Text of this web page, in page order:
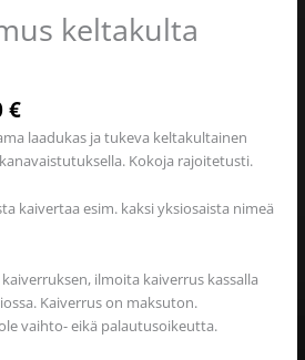
keltakulta
€
laadukas ja tukeva keltakultainen
Kokoja rajoitetusti.
kaivertaa esim. kaksi yksiosaista nimeä
ilmoita kaiverrus kassalla
Kaiverrus on maksuton.
vaihto- eikä palautusoikeutta.